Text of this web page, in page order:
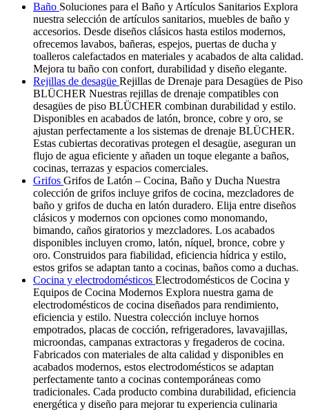
Baño Soluciones para el Baño y Artículos Sanitarios Explora
nuestra selección de artículos sanitarios, muebles de baño y
accesorios. Desde diseños clásicos hasta estilos modernos,
ofrecemos lavabos, bañeras, espejos, puertas de ducha y
toalleros calefactados en materiales y acabados de alta calidad.
Mejora tu baño con confort, durabilidad y diseño elegante.
Rejillas de desagüe Rejillas de Drenaje para Desagües de Piso
BLÜCHER Nuestras rejillas de drenaje compatibles con
desagües de piso BLÜCHER combinan durabilidad y estilo.
Disponibles en acabados de latón, bronce, cobre y oro, se
ajustan perfectamente a los sistemas de drenaje BLÜCHER.
Estas cubiertas decorativas protegen el desagüe, aseguran un
flujo de agua eficiente y añaden un toque elegante a baños,
cocinas, terrazas y espacios comerciales.
Grifos Grifos de Latón – Cocina, Baño y Ducha Nuestra
colección de grifos incluye grifos de cocina, mezcladores de
baño y grifos de ducha en latón duradero. Elija entre diseños
clásicos y modernos con opciones como monomando,
bimando, caños giratorios y mezcladores. Los acabados
disponibles incluyen cromo, latón, níquel, bronce, cobre y
oro. Construidos para fiabilidad, eficiencia hídrica y estilo,
estos grifos se adaptan tanto a cocinas, baños como a duchas.
Cocina y electrodomésticos Electrodomésticos de Cocina y
Equipos de Cocina Modernos Explora nuestra gama de
electrodomésticos de cocina diseñados para rendimiento,
eficiencia y estilo. Nuestra colección incluye hornos
empotrados, placas de cocción, refrigeradores, lavavajillas,
microondas, campanas extractoras y fregaderos de cocina.
Fabricados con materiales de alta calidad y disponibles en
acabados modernos, estos electrodomésticos se adaptan
perfectamente tanto a cocinas contemporáneas como
tradicionales. Cada producto combina durabilidad, eficiencia
energética y diseño para mejorar tu experiencia culinaria